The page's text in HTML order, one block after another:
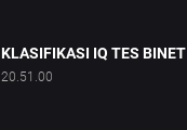
KLASIFIKASI IQ TES BINET
20.51.00